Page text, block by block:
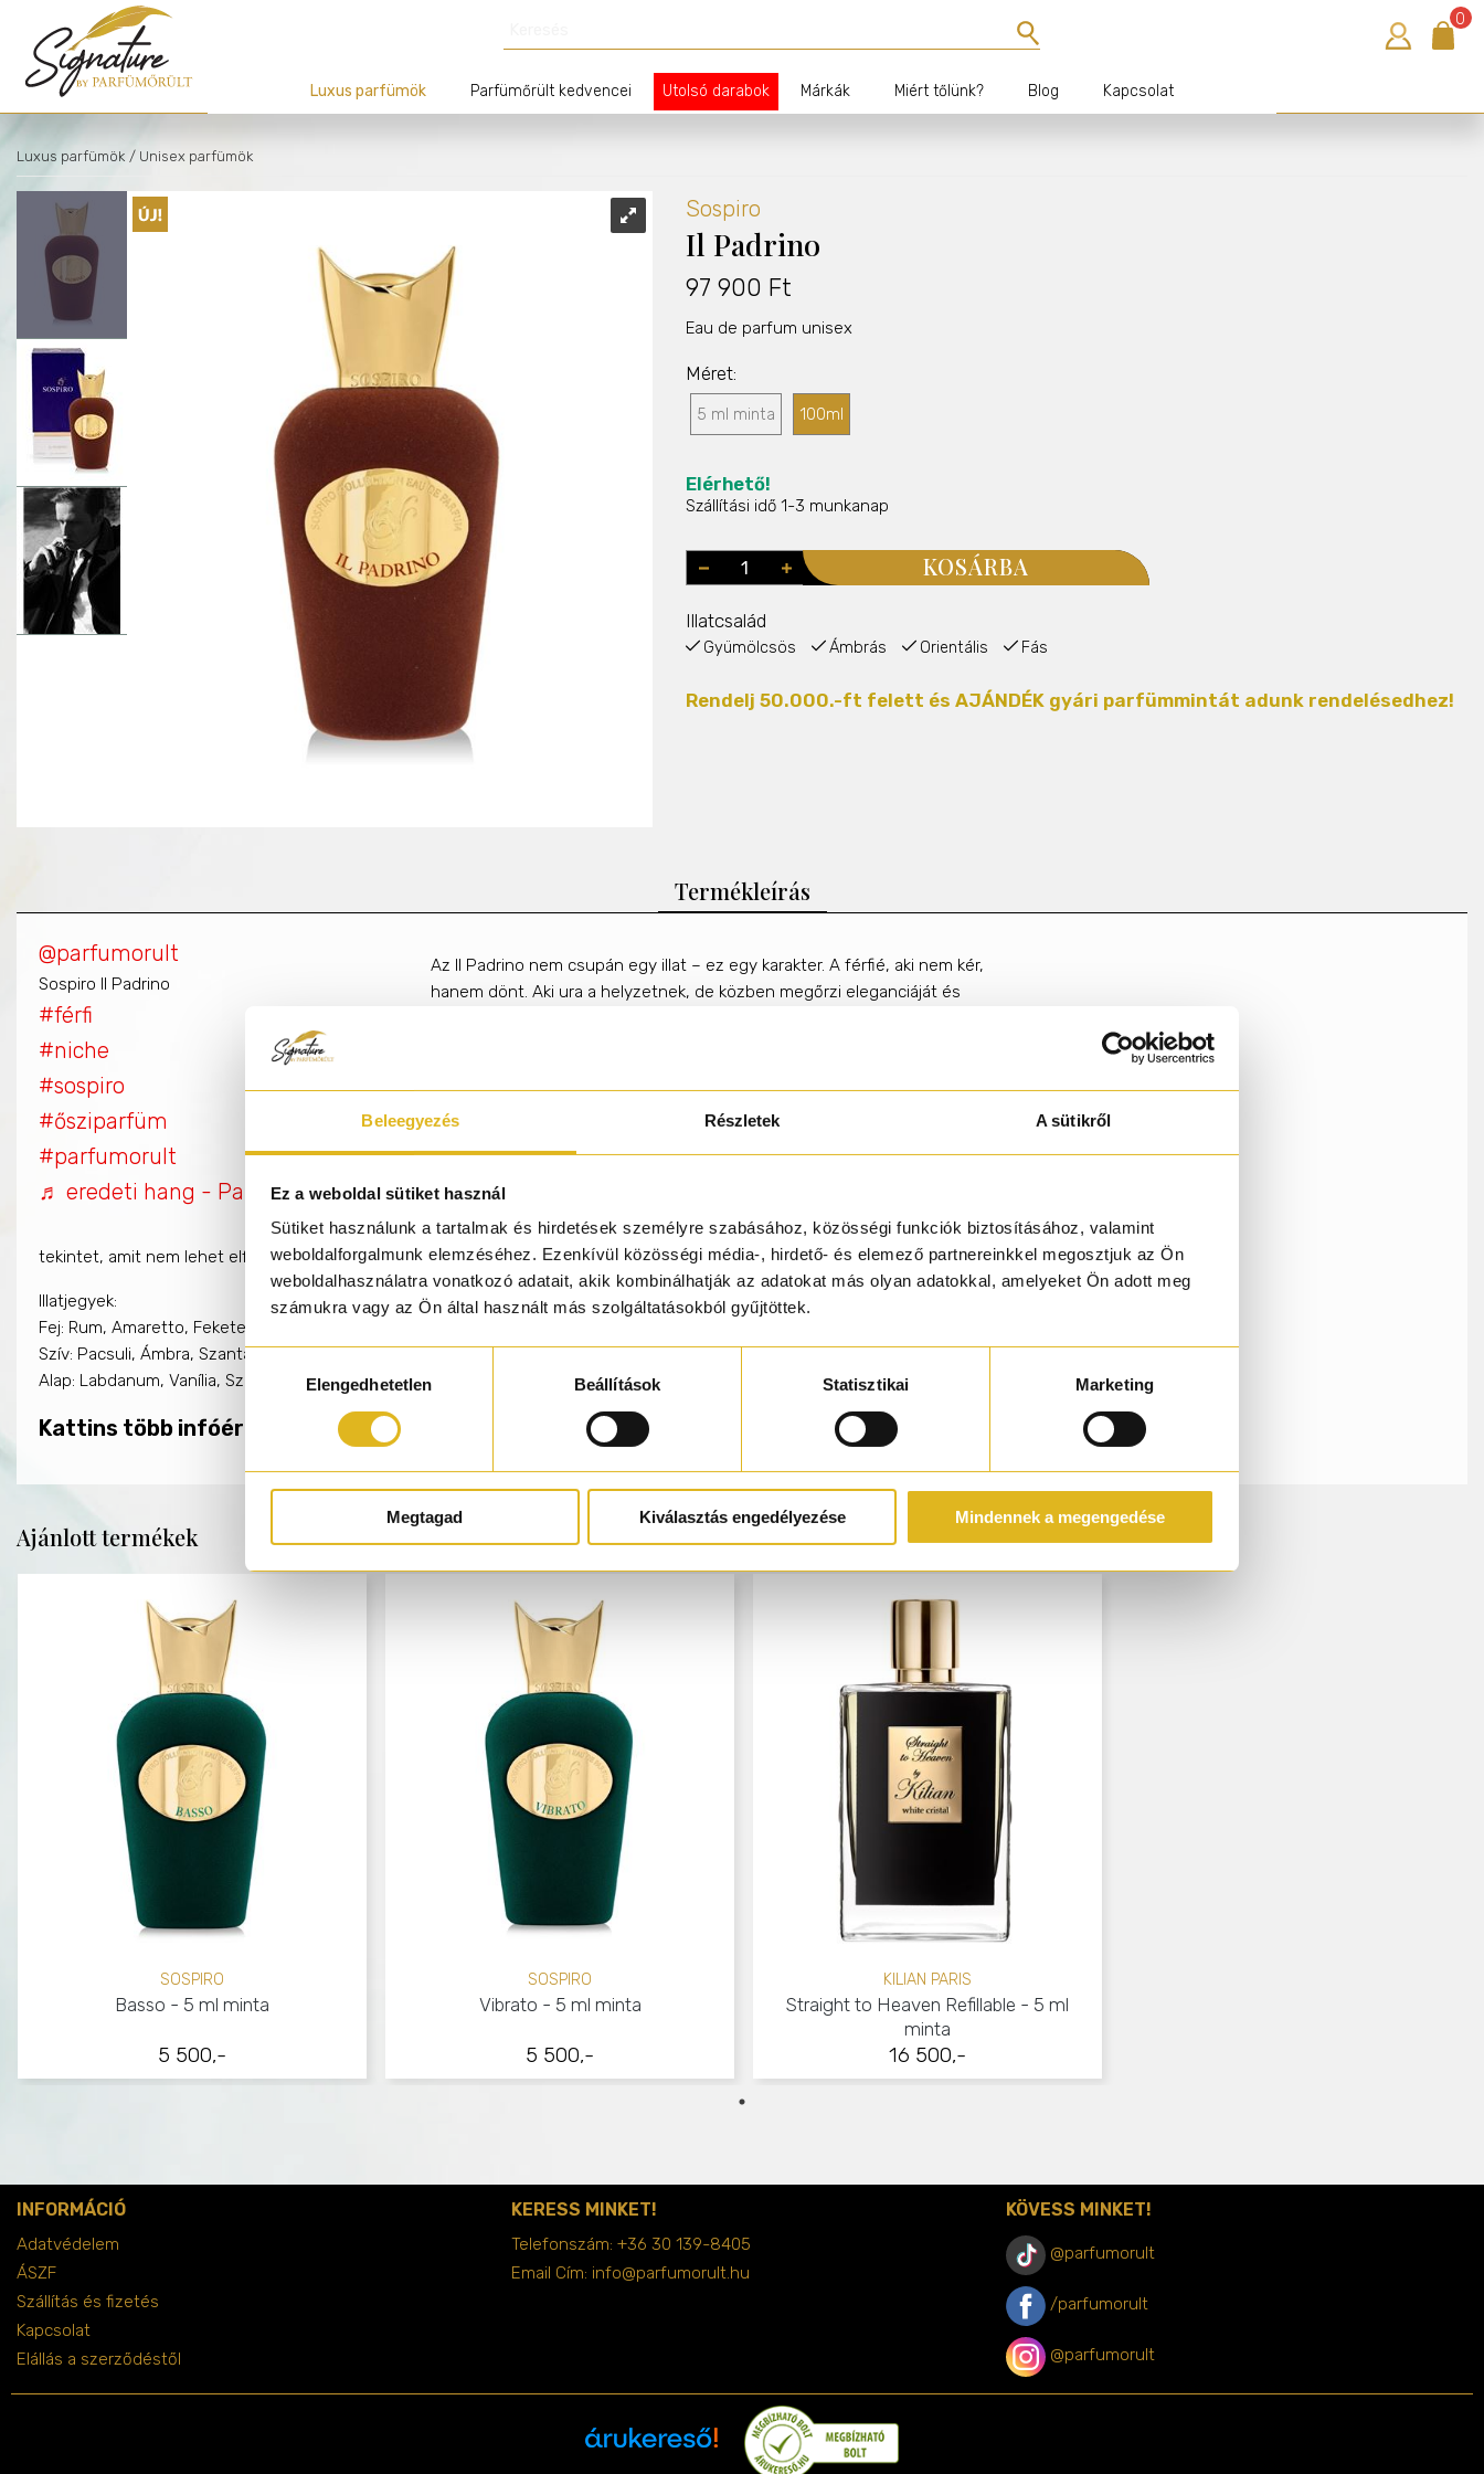
Beleegyezés Részletek A sütikről
Ez a weboldal sütiket használ
Sütiket használunk a tartalmak és hirdetések személyre szabásához, közösségi funkciók biztosításához, valamint
weboldalforgalmunk elemzéséhez. Ezenkívül közösségi média-, hirdető- és elemező partnereinkkel megosztjuk az Ön
weboldalhasználatra vonatkozó adatait, akik kombinálhatják az adatokat más olyan adatokkal, amelyeket Ön adott meg
számukra vagy az Ön által használt más szolgáltatásokból gyűjtöttek.
Hozzájárulás
kiválasztásaElengedhetetlen Beállítások Statisztikai Marketing
Megtagad Kiválasztás engedélyezése Mindennek a megengedése
0
Luxus parfümök Parfümőrült kedvencei Utolsó darabok Márkák Miért tőlünk? Blog Kapcsolat
Luxus parfümök / Unisex parfümök
Sospiro
Il Padrino
97 900 Ft
Eau de parfum unisex
Méret
5 ml minta 100ml
Elérhető!
Szállítási idő 1-3 munkanap
KOSÁRBA
Illatcsalád
Gyümölcsös Ámbrás Orientális Fás
Rendelj 50.000.-ft felett és AJÁNDÉK gyári parfümmintát adunk rendelésedhez!
Termékleírás
@parfumorult
Sospiro Il Padrino
#férfi
#niche
#sospiro
#ősziparfüm
#parfumorult
♬ eredeti hang - Parfümőrült
Az Il Padrino nem csupán egy illat – ez egy karakter. A férfié, aki nem kér,
hanem dönt. Aki ura a helyzetnek, de közben megőrzi eleganciáját és
édessége egyértelműen kijelöli a hangulatot – luxus és hatalom uralkodik
benne. A szívében az illat selymesen kifinomulttá válik: a szantálfa krémes
textúrája, az ámbra aranyló melege és a pacsuli földes mélysége együttese
labdanum gyantás mélysége és a benzoin édes, balzsamos suttogása simul
össze a vaníliás fás akkorddal. Leszáradva puha, mégis határozott, akár egy
tekintet, amit nem lehet elfelejteni.
Illatjegyek:
Fej: Rum, Amaretto, Feketeribizli, Bergamott
Szív: Pacsuli, Ámbra, Szantálfa
Alap: Labdanum, Vanília, Sziámi benzoé
Kattins több infóért a Sospiro márkáról!
Ajánlott termékek
5 500,-
SOSPIRO
Basso - 5 ml minta
5 500,-
SOSPIRO
Vibrato - 5 ml minta
16 500,-
KILIAN PARIS
Straight to Heaven Refillable - 5 ml
minta
INFORMÁCIÓ
Adatvédelem
ÁSZF
Szállítás és fizetés
Kapcsolat
Elállás a szerződéstől
KERESS MINKET!
Telefonszám: +36 30 139-8405
Email Cím: info@parfumorult.hu
KÖVESS MINKET!
@parfumorult
/parfumorult
@parfumorult